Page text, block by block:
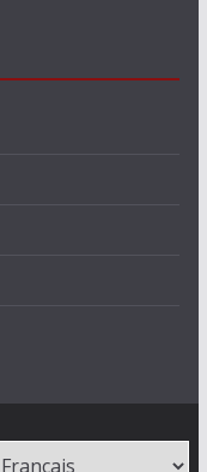
droits réservés.